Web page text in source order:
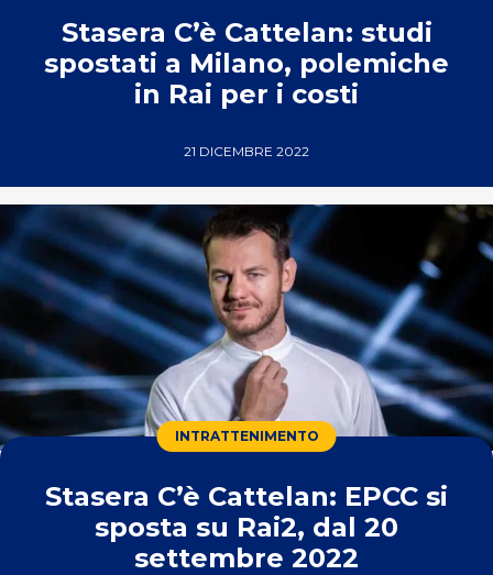
Stasera C’è Cattelan: studi
spostati a Milano, polemiche
in Rai per i costi
21 DICEMBRE 2022
INTRATTENIMENTO
Stasera C’è Cattelan: EPCC si
sposta su Rai2, dal 20
settembre 2022